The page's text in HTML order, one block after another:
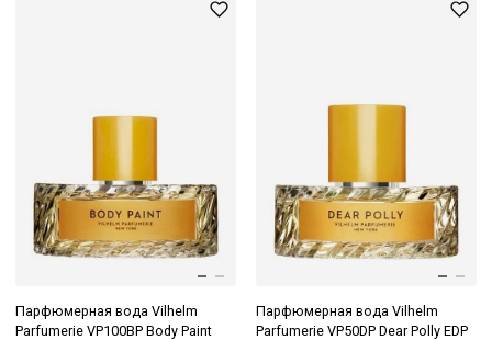
Парфюмерная вода Vilhelm
Parfumerie VP100BP Body Paint
Парфюмерная вода Vilhelm
Parfumerie VP50DP Dear Polly EDP